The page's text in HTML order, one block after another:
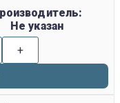
Не указан
+